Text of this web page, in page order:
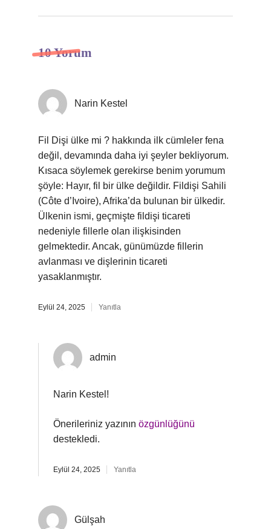
10 Yorum
Narin Kestel
Fil Dişi ülke mi ? hakkında ilk cümleler fena
değil, devamında daha iyi şeyler bekliyorum.
Kısaca söylemek gerekirse benim yorumum
şöyle: Hayır, fil bir ülke değildir. Fildişi Sahili
(Côte d’Ivoire), Afrika’da bulunan bir ülkedir.
Ülkenin ismi, geçmişte fildişi ticareti
nedeniyle fillerle olan ilişkisinden
gelmektedir. Ancak, günümüzde fillerin
avlanması ve dişlerinin ticareti
yasaklanmıştır.
Eylül 24, 2025 Yanıtla
admin
Narin Kestel!
Önerileriniz yazının özgünlüğünü
destekledi.
Eylül 24, 2025 Yanıtla
Gülşah